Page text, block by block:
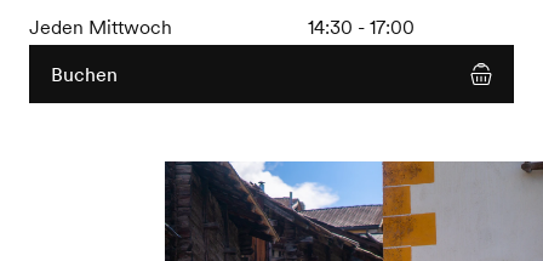
Jeden Mittwoch
14:30 - 17:00
Buchen